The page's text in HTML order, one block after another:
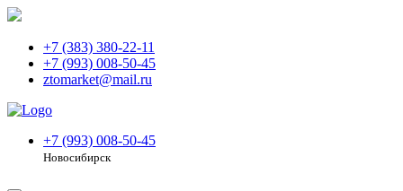
+7 (383) 380-22-11
+7 (993) 008-50-45
ztomarket@mail.ru
+7 (993) 008-50-45
Новосибирск